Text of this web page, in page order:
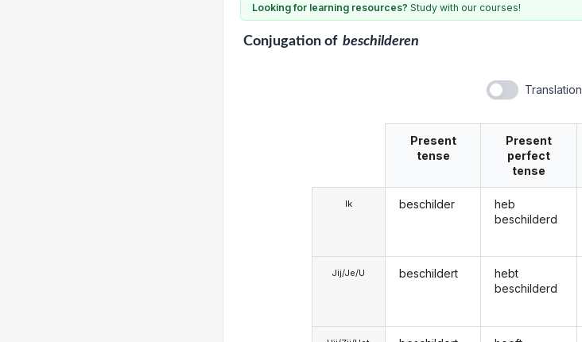
Looking for learning resources? Study with our courses!
Conjugationof beschilderen
Translation
Ik
Jij/Je/U
Present
tense
beschilder
beschildert
Present
perfect
tense
heb
beschilderd
hebt
beschilderd